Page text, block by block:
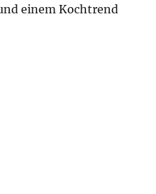
einem Kochtrend